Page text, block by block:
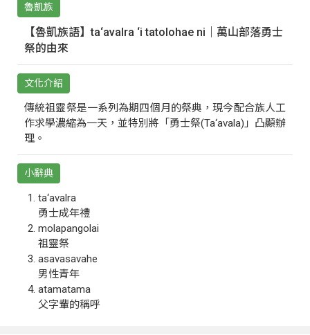
魯凱族
【魯凱族語】ta‘avalra ‘i tatolohae ni｜萬山部落勇士
祭的由來
文化介紹
傳統祖靈祭是一系列為期四個月的祭典，現今配合族人工
作求學濃縮為一天，並特別將「勇士祭(Ta‘avala)」凸顯辦
理。
小辭典
ta‘avalra
勇士成年禮
molapangolai
祖靈祭
asavasavahe
男性青年
atamatama
父字輩的稱呼